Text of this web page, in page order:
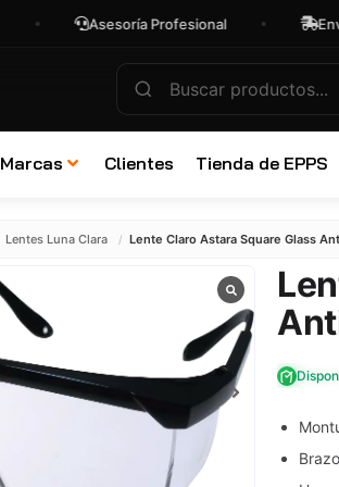
Asesoría Profesional Envíos a
Marcas Clientes Tienda de EPPS
Lentes Luna Clara / Lente Claro Astara Square Glass